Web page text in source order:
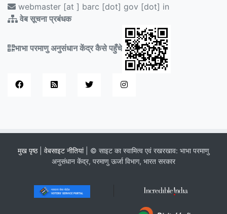
webmaster [at ] barc [dot] gov [dot] in
वेब सूचना प्रबंधक
भाभा परमाणु अनुसंधान केंद्र कैसे पहुँचे
मुख पृष्ठ| वेबसाइट नीतियां| © साइट का स्वामित्व एवं रखरखाव: भाभा परमाणु
अनुसंधान केंद्र, परमाणु ऊर्जा विभाग, भारत सरकार